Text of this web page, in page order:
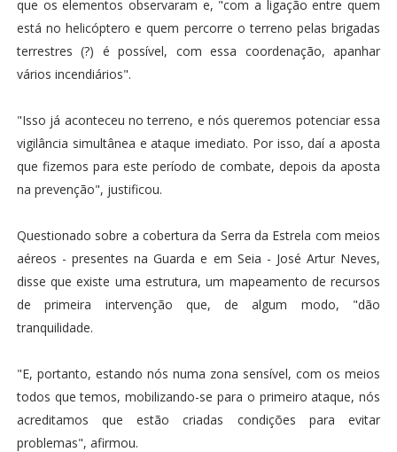
que os elementos observaram e, "com a ligação entre quem
está no helicóptero e quem percorre o terreno pelas brigadas
terrestres (?) é possível, com essa coordenação, apanhar
vários incendiários".
"Isso já aconteceu no terreno, e nós queremos potenciar essa
vigilância simultânea e ataque imediato. Por isso, daí a aposta
que fizemos para este período de combate, depois da aposta
na prevenção", justificou.
Questionado sobre a cobertura da Serra da Estrela com meios
aéreos - presentes na Guarda e em Seia - José Artur Neves,
disse que existe uma estrutura, um mapeamento de recursos
de primeira intervenção que, de algum modo, "dão
tranquilidade.
"E, portanto, estando nós numa zona sensível, com os meios
todos que temos, mobilizando-se para o primeiro ataque, nós
acreditamos que estão criadas condições para evitar
problemas", afirmou.